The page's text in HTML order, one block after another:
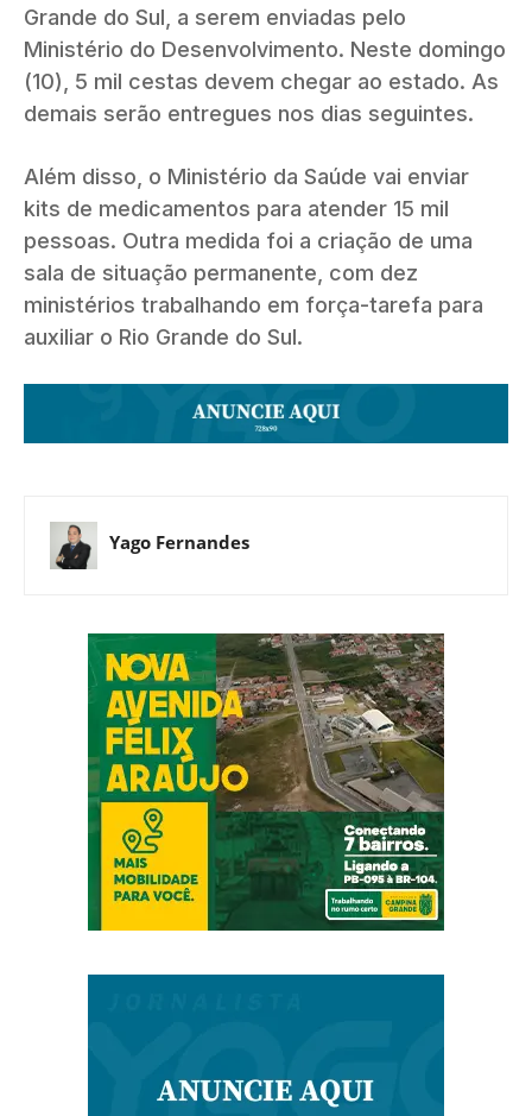
Grande do Sul, a serem enviadas pelo
Ministério do Desenvolvimento. Neste domingo
(10), 5 mil cestas devem chegar ao estado. As
demais serão entregues nos dias seguintes.
Além disso, o Ministério da Saúde vai enviar
kits de medicamentos para atender 15 mil
pessoas. Outra medida foi a criação de uma
sala de situação permanente, com dez
ministérios trabalhando em força-tarefa para
auxiliar o Rio Grande do Sul.
Yago Fernandes